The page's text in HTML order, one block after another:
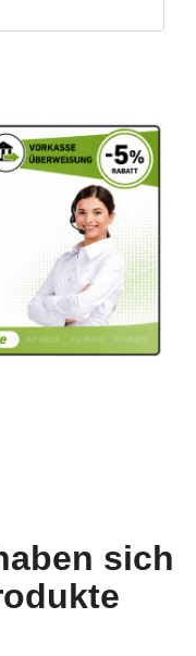
sich